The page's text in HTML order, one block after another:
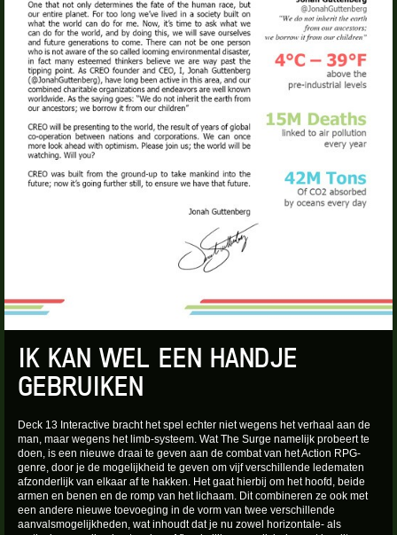
IK KAN WEL EEN HANDJE
GEBRUIKEN
Deck 13 Interactive bracht het spel echter niet wegens het verhaal aan de
man, maar wegens het limb-systeem. Wat The Surge namelijk probeert te
doen, is een nieuwe draai te geven aan de combat van het Action RPG-
genre, door je de mogelijkheid te geven om vijf verschillende ledematen
afzonderlijk van elkaar af te hakken. Het gaat hierbij om het hoofd, beide
armen en benen en de romp van het lichaam. Dit combineren ze ook met
een andere nieuwe toevoeging in de vorm van twee verschillende
aanvalsmogelijkheden, wat inhoudt dat je nu zowel horizontale- als